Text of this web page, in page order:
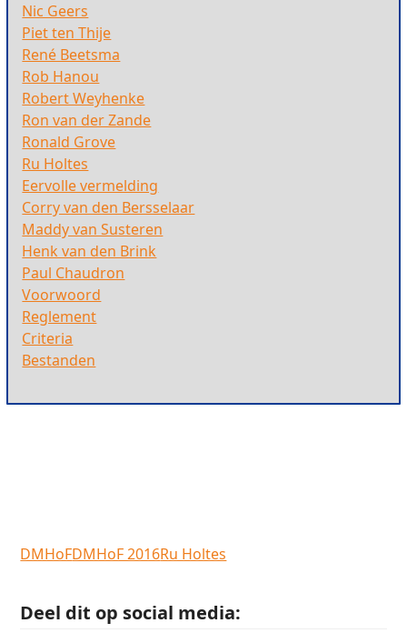
Nic Geers
Piet ten Thije
René Beetsma
Rob Hanou
Robert Weyhenke
Ron van der Zande
Ronald Grove
Ru Holtes
Eervolle vermelding
Corry van den Bersselaar
Maddy van Susteren
Henk van den Brink
Paul Chaudron
Voorwoord
Reglement
Criteria
Bestanden
DMHoFDMHoF 2016Ru Holtes
Deel dit op social media: